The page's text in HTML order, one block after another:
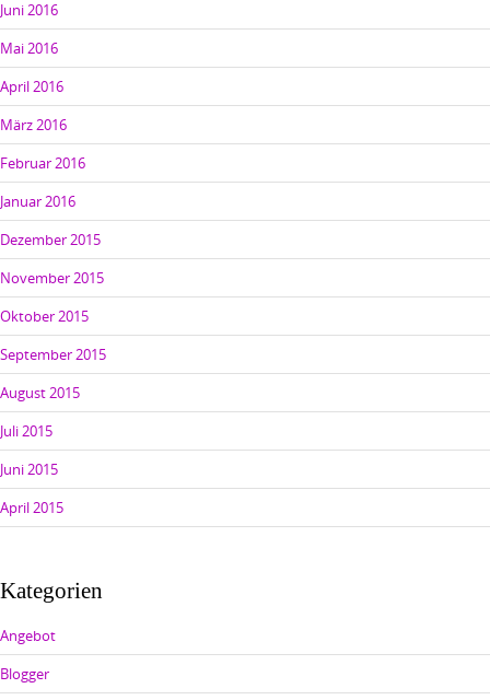
Juni 2016
Mai 2016
April 2016
März 2016
Februar 2016
Januar 2016
Dezember 2015
November 2015
Oktober 2015
September 2015
August 2015
Juli 2015
Juni 2015
April 2015
Kategorien
Angebot
Blogger